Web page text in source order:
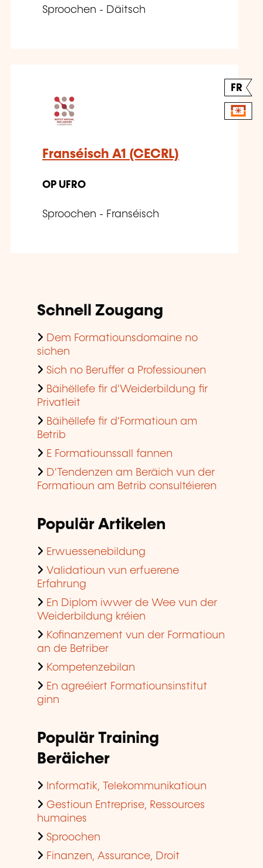
Sproochen - Däitsch
FR
Franséisch A1 (CECRL)
OP UFRO
Sproochen - Franséisch
Schnell Zougang
Dem Formatiounsdomaine no
sichen
Sich no Beruffer a Professiounen
Bäihëllefe fir d'Weiderbildung fir
Privatleit
Bäihëllefe fir d'Formatioun am
Betrib
E Formatiounssall fannen
D'Tendenzen am Beräich vun der
Formatioun am Betrib consultéieren
Populär Artikelen
Erwuessenebildung
Validatioun vun erfuerene
Erfahrung
En Diplom iwwer de Wee vun der
Weiderbildung kréien
Kofinanzement vun der Formatioun
an de Betriber
Kompetenzebilan
En agreéiert Formatiounsinstitut
ginn
Populär Training
Beräicher
Informatik, Telekommunikatioun
Gestioun Entreprise, Ressources
humaines
Sproochen
Finanzen, Assurance, Droit